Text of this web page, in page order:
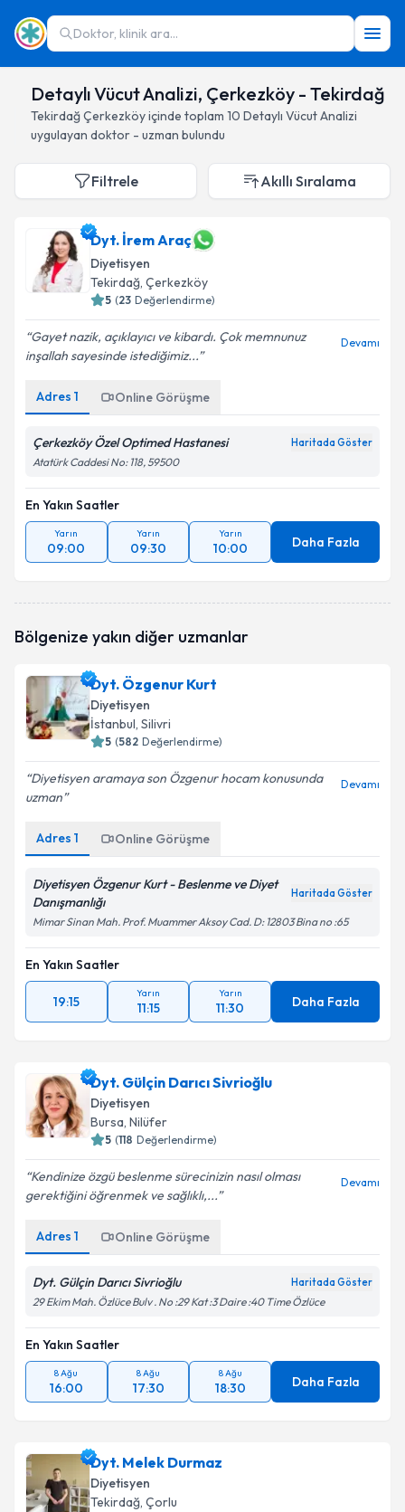
Doktor, klinik ara...
Detaylı Vücut Analizi, Çerkezköy - Tekirdağ
TekirdağÇerkezköyiçinde toplam 10 Detaylı Vücut Analizi
uygulayan doktor - uzman bulundu
Filtrele Akıllı Sıralama
Dyt. İrem Araç
Diyetisyen
Tekirdağ, Çerkezköy
5 (23 Değerlendirme)
Gayet nazik, açıklayıcı ve kibardı. Çok memnunuz
inşallah sayesinde istediğimiz...
Devamı
Adres 1 Online Görüşme
Çerkezköy Özel Optimed Hastanesi Haritada Göster
Atatürk Caddesi No: 118, 59500
En Yakın Saatler
Yarın
09:00
Yarın
09:30
Yarın
10:00 Daha Fazla
Bölgenize yakın diğer uzmanlar
Dyt. Özgenur Kurt
Diyetisyen
İstanbul, Silivri
5 (582 Değerlendirme)
Diyetisyen aramaya son Özgenur hocam konusunda
uzman
Devamı
Adres 1 Online Görüşme
Diyetisyen Özgenur Kurt - Beslenme ve Diyet
Danışmanlığı
Haritada Göster
Mimar Sinan Mah. Prof. Muammer Aksoy Cad. D: 12803 Bina no :65
En Yakın Saatler
19:15
Yarın
11:15
Yarın
11:30 Daha Fazla
Dyt. Gülçin Darıcı Sivrioğlu
Diyetisyen
Bursa, Nilüfer
5 (118 Değerlendirme)
Kendinize özgü beslenme sürecinizin nasıl olması
gerektiğini öğrenmek ve sağlıklı,...
Devamı
Adres 1 Online Görüşme
Dyt. Gülçin Darıcı Sivrioğlu Haritada Göster
29 Ekim Mah. Özlüce Bulv . No :29 Kat :3 Daire :40 Time Özlüce
En Yakın Saatler
8 Ağu
16:00
8 Ağu
17:30
8 Ağu
18:30 Daha Fazla
Dyt. Melek Durmaz
Diyetisyen
Tekirdağ, Çorlu